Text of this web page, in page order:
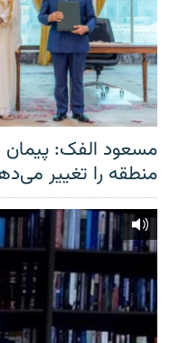
مسعود الفک: پیمان
منطقه را تغییر